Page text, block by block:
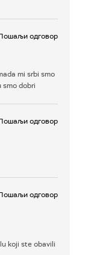
одговор
mi srbi smo
smo dobri
одговор
одговор
koji ste obavili